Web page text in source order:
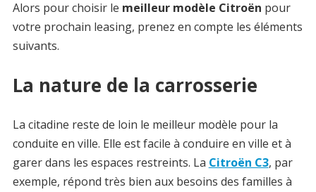
Alors pour choisir le meilleur modèle Citroën pour
votre prochain leasing, prenez en compte les éléments
suivants.
La nature de la carrosserie
La citadine reste de loin le meilleur modèle pour la
conduite en ville. Elle est facile à conduire en ville et à
garer dans les espaces restreints. La Citroën C3, par
exemple, répond très bien aux besoins des familles à